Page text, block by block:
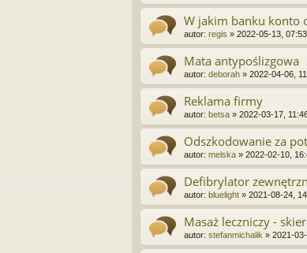
W jakim banku konto
autor: regis » 2022-05-13, 07:53
Mata antypoślizgowa
autor: deborah » 2022-04-06,
Reklama firmy
autor: betsa » 2022-03-17,
Odszkodowanie za
autor: melska » 2022-02-10,
Defibrylator
autor: bluelight » 2021-08-24,
Masaż leczniczy -
autor: stefanmichalik » 2021-